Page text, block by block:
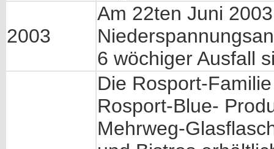
2003
Am 22ten Juni
6 wöchiger Ausfall
Die Rosport-
Rosport-Blue-
Mehrweg-